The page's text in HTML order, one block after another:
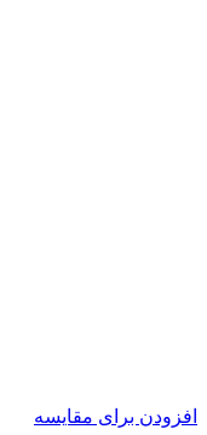
افزودن برای مقایسه